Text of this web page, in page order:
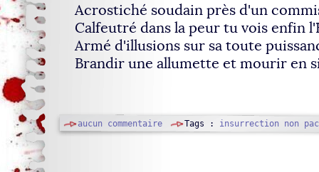
Acrostiché soudain près d'un
Calfeutré dans la peur tu vois enfin
Armé d'illusions sur sa toute
Brandir une allumette et mourir en
aucun commentaire Tags : insurrection non